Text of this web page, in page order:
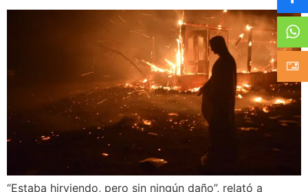
“Estaba hirviendo, pero sin ningún daño”, relató a